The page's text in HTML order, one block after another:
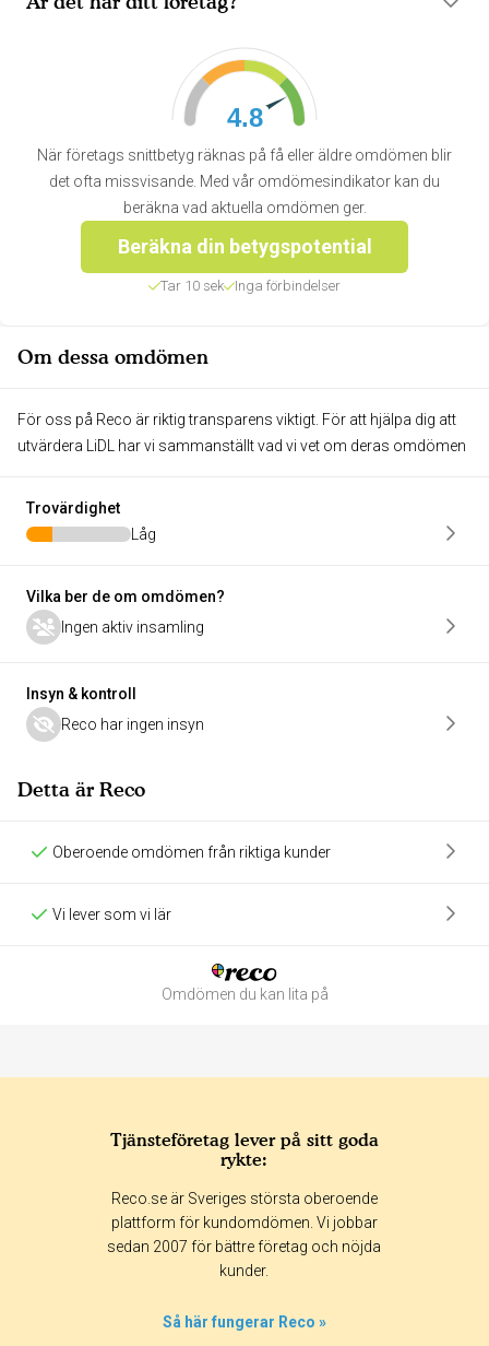
4.8
När företags snittbetyg räknas på få eller äldre omdömen blir
det ofta missvisande. Med vår omdömesindikator kan du
beräkna vad aktuella omdömen ger.
Beräkna din betygspotential
Tar 10 sek Inga förbindelser
Om dessa omdömen
För oss på Reco är riktig transparens viktigt. För att hjälpa dig att
utvärdera LiDL har vi sammanställt vad vi vet om deras omdömen
Trovärdighet
Låg
Vilka ber de om omdömen?
Ingen aktiv insamling
Insyn & kontroll
Reco har ingen insyn
Detta är Reco
Oberoende omdömen från riktiga kunder
Vi lever som vi lär
Omdömen du kan lita på
365 dagar 90 dagar
30 dagar
Tjänsteföretag lever på sitt goda
rykte:
Reco.se är Sveriges största oberoende
plattform för kundomdömen. Vi jobbar
sedan 2007 för bättre företag och nöjda
kunder.
Så här fungerar Reco »